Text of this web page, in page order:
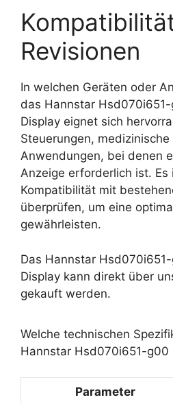
Revisionen
In welchen Geräten oder
das Hannstar
Display eignet sich
Steuerungen,
Anwendungen, bei denen
Anzeige erforderlich ist.
Kompatibilität mit
überprüfen, um eine
gewährleisten.
Das Hannstar
Display kann direkt über
gekauft werden.
Welche technischen
Hannstar Hsd070i651-g00
Parameter